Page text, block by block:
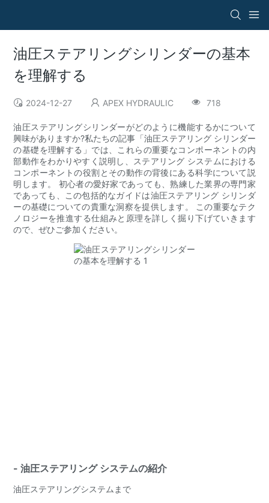
油圧ステアリングシリンダーの基本
を理解する
2024-12-27 APEX HYDRAULIC 718
油圧ステアリングシリンダーがどのように機能するかについて
興味がありますか?私たちの記事「油圧ステアリング シリンダー
の基礎を理解する」では、これらの重要なコンポーネントの内
部動作をわかりやすく説明し、ステアリング システムにおける
コンポーネントの役割とその動作の背後にある科学について説
明します。 初心者の愛好家であっても、熟練した業界の専門家
であっても、この包括的なガイドは油圧ステアリング シリンダ
ーの基礎についての貴重な洞察を提供します。 この重要なテク
ノロジーを推進する仕組みと原理を詳しく掘り下げていきます
ので、ぜひご参加ください。
- 油圧ステアリング システムの紹介
油圧ステアリングシステムまで